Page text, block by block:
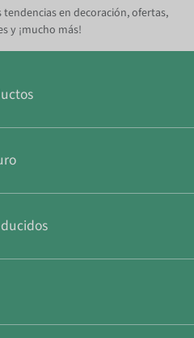
en decoración, ofertas,
y ¡mucho más!